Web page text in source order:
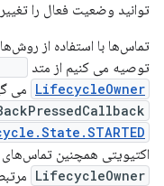
توانید وضعیت فعال را
تماس‌ها با استفاده از
توصیه می کنیم از متد
LifecycleOwner می
اکتیویتی همچنین
LifecycleOwner